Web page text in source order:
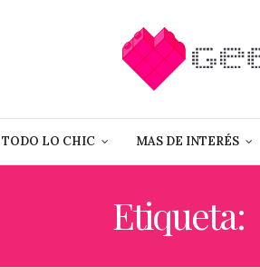
TODO LO CHIC MAS DE INTERÉS
Etiqueta: